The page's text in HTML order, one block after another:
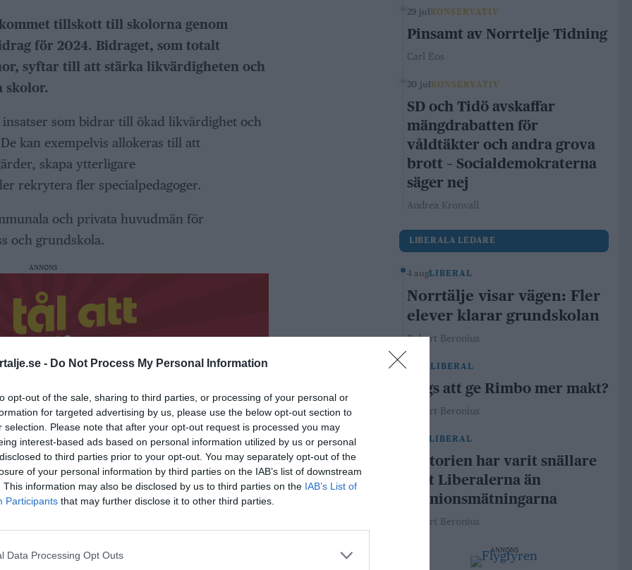
- Do Not Process My Personal Information
opt-out of the sale, sharing to third parties, or processing of your personal or
for targeted advertising by us, please use the below opt-out section to
selection. Please note that after your opt-out request is processed you may
interest-based ads based on personal information utilized by us or personal
to third parties prior to your opt-out. You may separately opt-out of the
of your personal information by third parties on the IAB’s list of downstream
This information may also be disclosed by us to third parties on the IAB’s List of
Participants that may further disclose it to other third parties.
Data Processing Opt Outs
tillskott till skolorna genom
för 2024. Bidraget, som totalt
syftar till att stärka likvärdigheten och
skolor.
som bidrar till ökad likvärdighet och
kan exempelvis allokeras till att
skapa ytterligare
rekrytera fler specialpedagoger.
och privata huvudmän för
och grundskola.
ANNONS
elev inte kan läsa ordentligt. Vi behöver
och min förhoppning är att det här
29 jul KONSERVATIV
Pinsamt av Norrtelje Tidning
Carl Eos
20 jul KONSERVATIV
SD och Tidö avskaffar
mängdrabatten för
våldtäkter och andra grova
brott – Socialdemokraterna
säger nej
Andrea Kronvall
LIBERALA LEDARE
4 augLIBERAL
Norrtälje visar vägen: Fler
elever klarar grundskolan
Robert Beronius
29 julLIBERAL
Dags att ge Rimbo mer makt?
Robert Beronius
LIBERAL
Historien har varit snällare
mot Liberalerna än
opinionsmätningarna
Robert Beronius
ANNONS